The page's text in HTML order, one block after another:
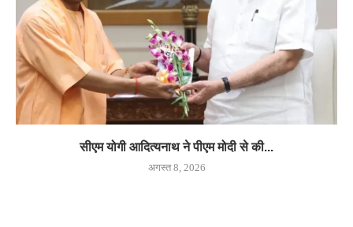
सीएम योगी आदित्यनाथ ने पीएम मोदी से की...
अगस्त 8, 2026